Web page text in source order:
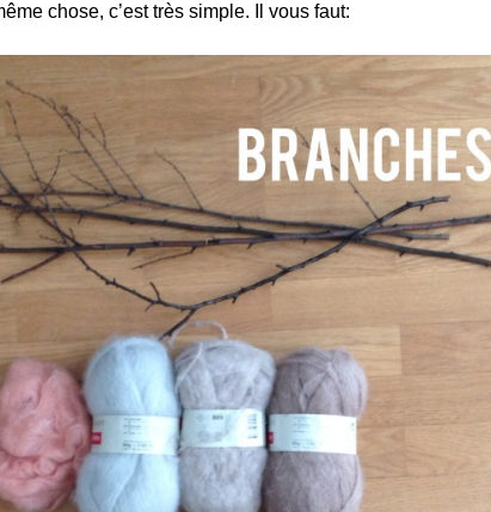
chose, c’est très simple. Il vous faut: